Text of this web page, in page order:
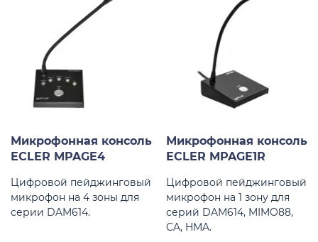
Микрофонная консоль
ECLER MPAGE4
Цифровой пейджинговый
микрофон на 4 зоны для
серии DAM614.
Микрофонная консоль
ECLER MPAGE1R
Цифровой пейджинговый
микрофон на 1 зону для
серий DAM614, MIMO88,
CA, HMA.